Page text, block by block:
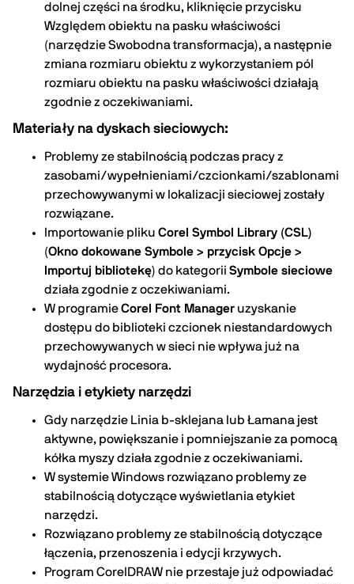
dolnej części na środku, kliknięcie przycisku
Względem obiektu na pasku właściwości
(narzędzie Swobodna transformacja), a następnie
zmiana rozmiaru obiektu z wykorzystaniem pól
rozmiaru obiektu na pasku właściwości działają
zgodnie z oczekiwaniami.
Materiały na dyskach sieciowych:
Problemy ze stabilnością podczas pracy z
zasobami/wypełnieniami/czcionkami/szablonami
przechowywanymi w lokalizacji sieciowej zostały
rozwiązane.
Importowanie pliku Corel Symbol Library (CSL)
(Okno dokowane Symbole > przycisk Opcje >
Importuj bibliotekę) do kategorii Symbole sieciowe
działa zgodnie z oczekiwaniami.
W programieCorel Font Manager uzyskanie
dostępu do biblioteki czcionek niestandardowych
przechowywanych w sieci nie wpływa już na
wydajność procesora.
Narzędzia i etykiety narzędzi
Gdy narzędzie Linia b-sklejana lub Łamana jest
aktywne, powiększanie i pomniejszanie za pomocą
kółka myszy działa zgodnie z oczekiwaniami.
W systemie Windows rozwiązano problemy ze
stabilnością dotyczące wyświetlania etykiet
narzędzi.
Rozwiązano problemy ze stabilnością dotyczące
łączenia, przenoszenia i edycji krzywych.
Program CorelDRAW nie przestaje już odpowiadać